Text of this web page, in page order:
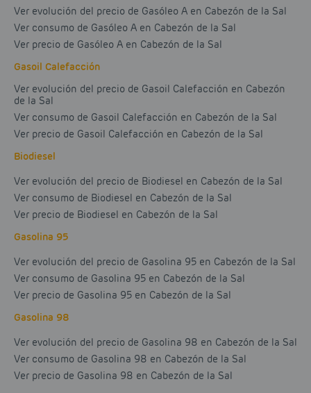
Ver evolución del precio de Gasóleo A en Cabezón de la Sal
Ver consumo de Gasóleo A en Cabezón de la Sal
Ver precio de Gasóleo A en Cabezón de la Sal
Gasoil Calefacción
Ver evolución del precio de Gasoil Calefacción en Cabezón
de la Sal
Ver consumo de Gasoil Calefacción en Cabezón de la Sal
Ver precio de Gasoil Calefacción en Cabezón de la Sal
Biodiesel
Ver evolución del precio de Biodiesel en Cabezón de la Sal
Ver consumo de Biodiesel en Cabezón de la Sal
Ver precio de Biodiesel en Cabezón de la Sal
Gasolina 95
Ver evolución del precio de Gasolina 95 en Cabezón de la Sal
Ver consumo de Gasolina 95 en Cabezón de la Sal
Ver precio de Gasolina 95 en Cabezón de la Sal
Gasolina 98
Ver evolución del precio de Gasolina 98 en Cabezón de la Sal
Ver consumo de Gasolina 98 en Cabezón de la Sal
Ver precio de Gasolina 98 en Cabezón de la Sal